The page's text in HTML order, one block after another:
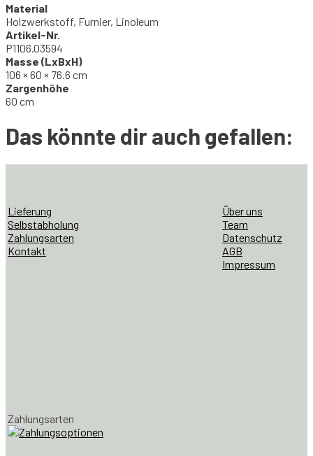
Material
Holzwerkstoff, Furnier, Linoleum
Artikel-Nr.
P1106.03594
Masse (LxBxH)
106 × 60 × 76.6 cm
Zargenhöhe
60 cm
Das könnte dir auch gefallen:
Lieferung
Selbstabholung
Zahlungsarten
Kontakt
Über uns
Team
Datenschutz
AGB
Impressum
Zahlungsarten